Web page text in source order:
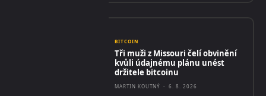
BITCOIN
Tři muži z Missouri čelí obvinění
kvůli údajnému plánu unést
držitele bitcoinu
MARTIN KOUTNÝ - 6. 8. 2026